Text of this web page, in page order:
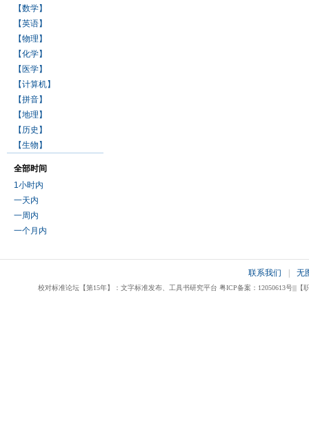
【数学】
【英语】
【物理】
【化学】
【医学】
【计算机】
【拼音】
【地理】
【历史】
【生物】
全部时间
1小时内
一天内
一周内
一个月内
联系我们 无
校对标准论坛【第15年】：文字标准发布、工具书研究平台 粤ICP备案：12050613号|||【